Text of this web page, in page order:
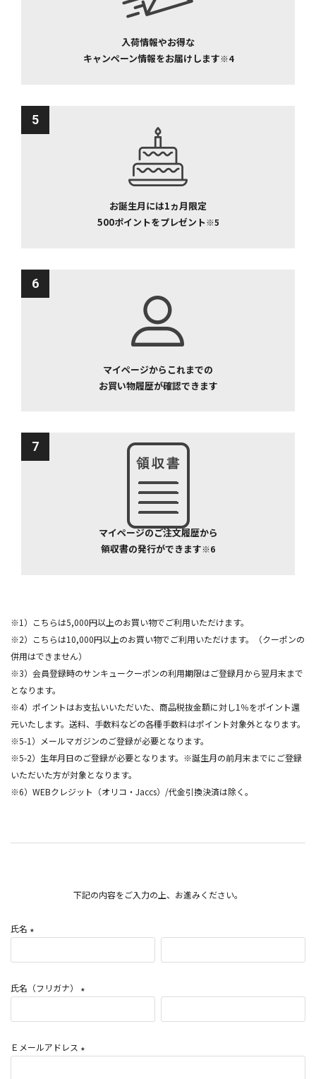
入荷情報やお得な
キャンペーン情報をお届けします※4
5
お誕生月には1ヵ月限定
500ポイントをプレゼント※5
6
マイページからこれまでの
お買い物履歴が確認できます
7
マイページのご注文履歴から
領収書の発行ができます※6
※1）こちらは5,000円以上のお買い物でご利用いただけます。
※2）こちらは10,000円以上のお買い物でご利用いただけます。（クーポンの
併用はできません）
※3）会員登録時のサンキュークーポンの利用期限はご登録月から翌月末まで
となります。
※4）ポイントはお支払いいただいた、商品税抜金額に対し1％をポイント還
元いたします。送料、手数料などの各種手数料はポイント対象外となります。
※5-1）メールマガジンのご登録が必要となります。
※5-2）生年月日のご登録が必要となります。※誕生月の前月末までにご登録
いただいた方が対象となります。
※6）WEBクレジット（オリコ・Jaccs）/代金引換決済は除く。
下記の内容をご入力の上、お進みください。
氏名
必
須
)
氏名（フリガナ）
必
)
Ｅメールアドレス